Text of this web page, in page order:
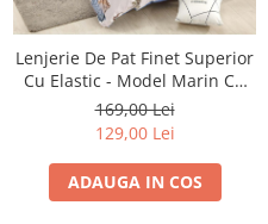
Lenjerie De Pat Finet Superior
Cu Elastic - Model Marin Cu
Scoici, Corali, Stea De Mare
169,00 Lei
129,00 Lei
ADAUGA IN COS